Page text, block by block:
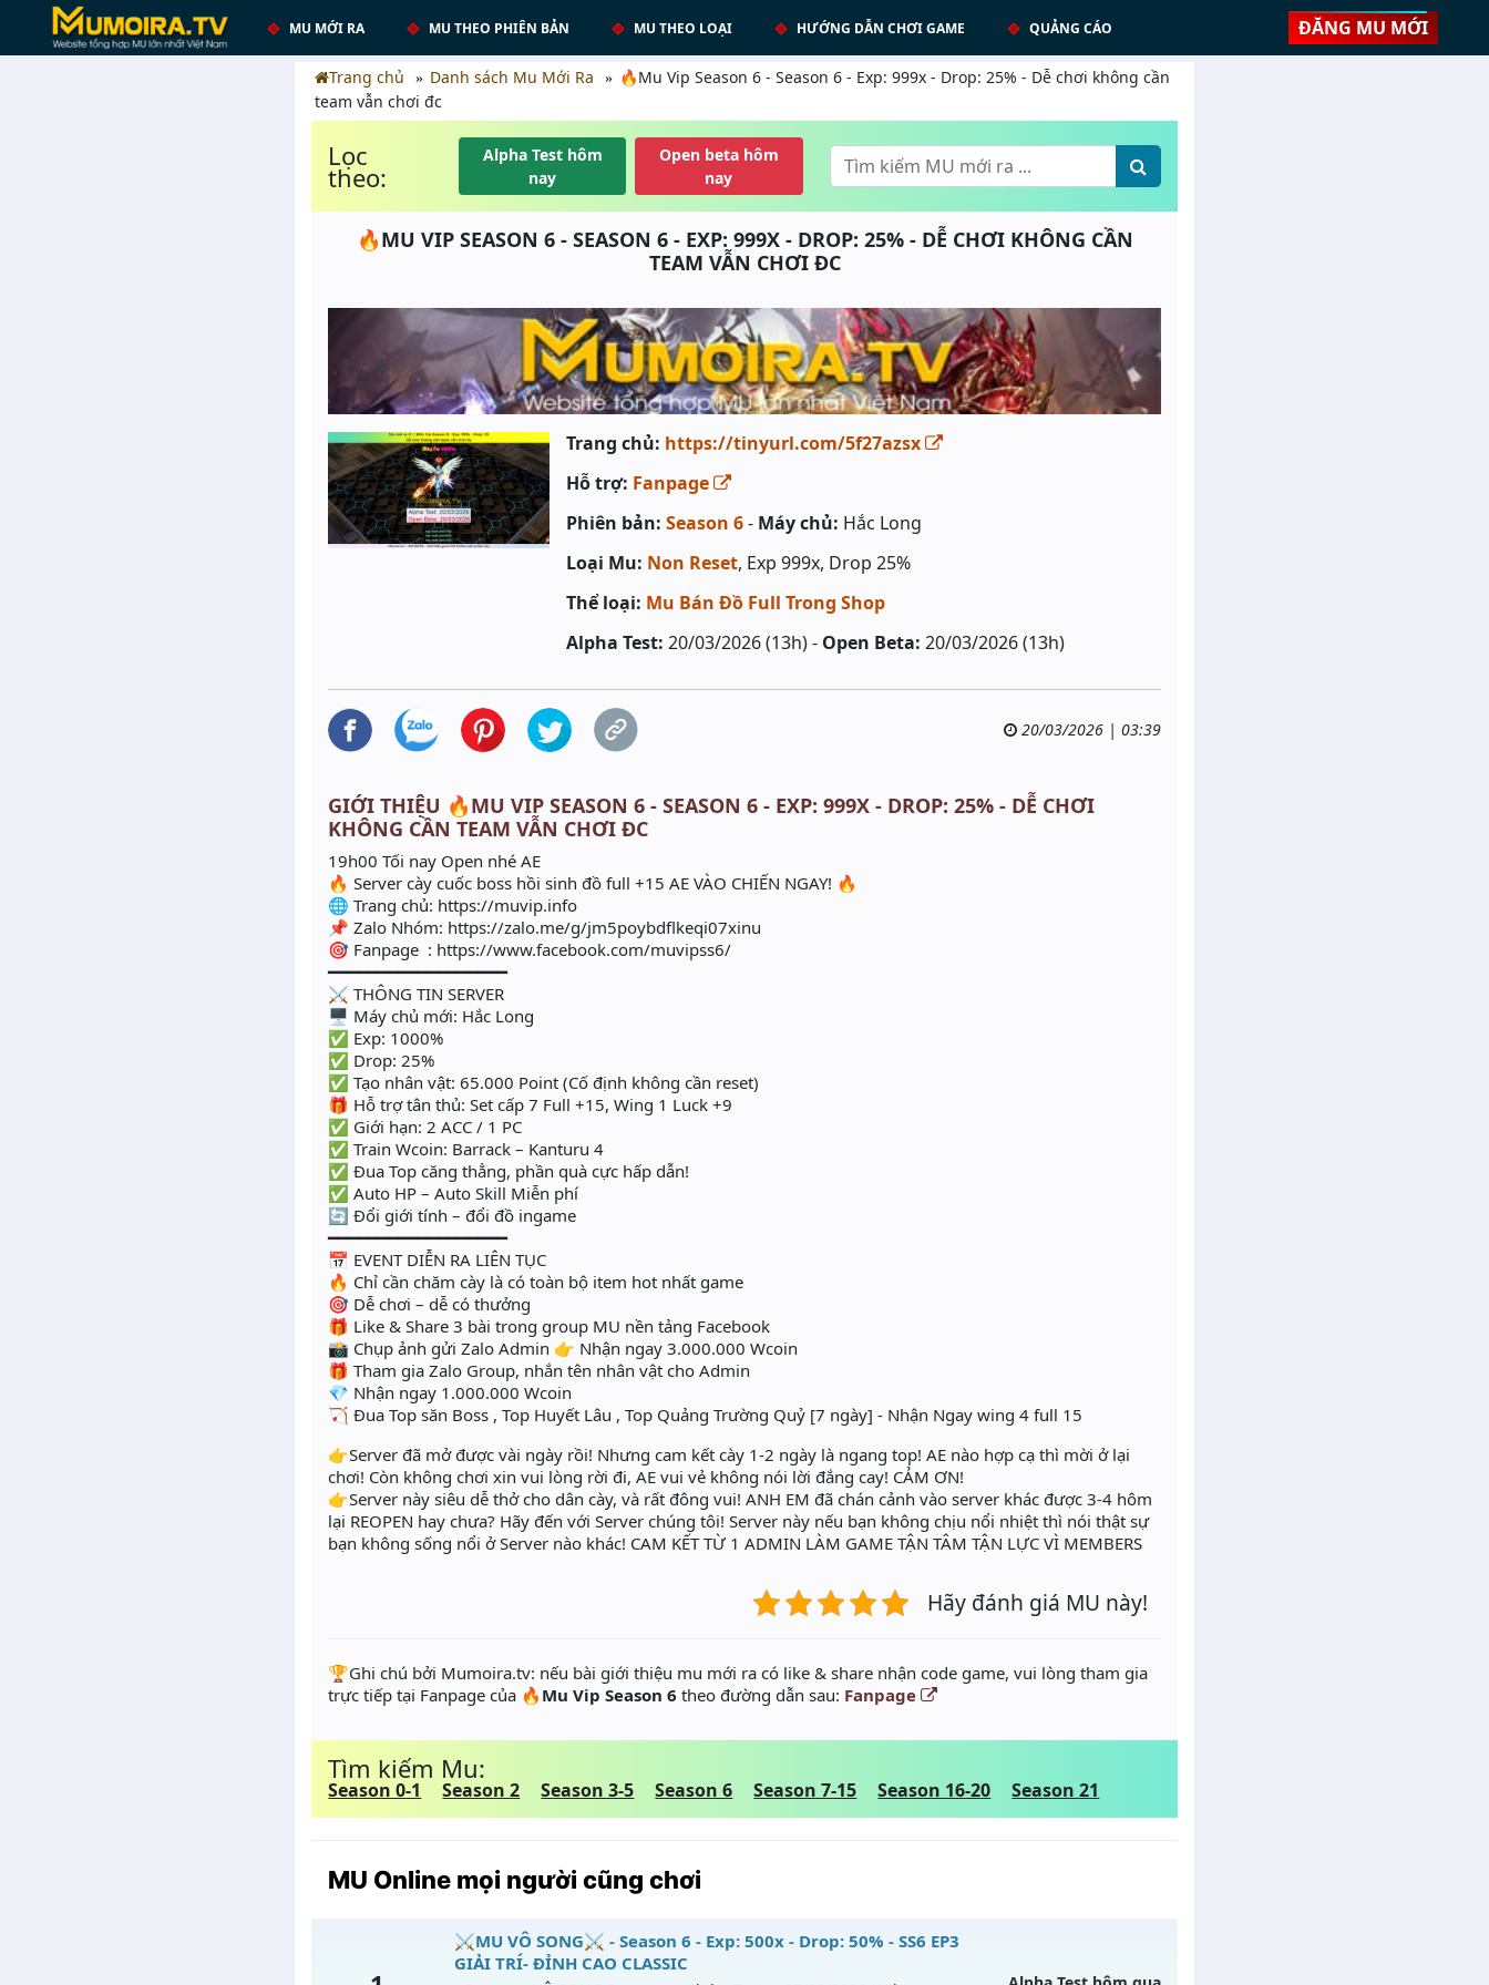
MU MỚI RA MU THEO PHIÊN BẢN MU THEO LOẠI HƯỚNG DẪN CHƠI GAME QUẢNG CÁO ĐĂNG MU MỚI
Trang chủ Danh sách Mu Mới Ra
🔥Mu Vip Season 6 - Season 6 - Exp: 999x - Drop: 25% - Dễ chơi không cần
team vẫn chơi đc
Lọc
theo:
Alpha Test hôm
nay
Open beta hôm
nay
🔥MU VIP SEASON 6 - SEASON 6 - EXP: 999X - DROP: 25% - DỄ CHƠI KHÔNG CẦN
TEAM VẪN CHƠI ĐC
Trang chủ: https://tinyurl.com/5f27azsx
Hỗ trợ: Fanpage
Phiên bản: Season 6- Máy chủ: Hắc Long
Loại Mu: Non Reset, Exp 999x, Drop 25%
Thể loại: Mu Bán Đồ Full Trong Shop
Alpha Test: 20/03/2026 (13h) - Open Beta: 20/03/2026 (13h)
20/03/2026 | 03:39
GIỚI THIỆU 🔥MU VIP SEASON 6 - SEASON 6 - EXP: 999X - DROP: 25% - DỄ CHƠI
KHÔNG CẦN TEAM VẪN CHƠI ĐC
19h00 Tối nay Open nhé AE
🔥 Server cày cuốc boss hồi sinh đồ full +15 AE VÀO CHIẾN NGAY! 🔥
🌐 Trang chủ: https://muvip.info
📌 Zalo Nhóm: https://zalo.me/g/jm5poybdflkeqi07xinu
🎯 Fanpage : https://www.facebook.com/muvipss6/
━━━━━━━━━━━━━━━━━━
⚔️ THÔNG TIN SERVER
🖥 Máy chủ mới: Hắc Long
✅ Exp: 1000%
✅ Drop: 25%
✅ Tạo nhân vật: 65.000 Point (Cố định không cần reset)
🎁 Hỗ trợ tân thủ: Set cấp 7 Full +15, Wing 1 Luck +9
✅ Giới hạn: 2 ACC / 1 PC
✅ Train Wcoin: Barrack – Kanturu 4
✅ Đua Top căng thẳng, phần quà cực hấp dẫn!
✅ Auto HP – Auto Skill Miễn phí
🔄 Đổi giới tính – đổi đồ ingame
━━━━━━━━━━━━━━━━━━
📅 EVENT DIỄN RA LIÊN TỤC
🔥 Chỉ cần chăm cày là có toàn bộ item hot nhất game
🎯 Dễ chơi – dễ có thưởng
🎁 Like & Share 3 bài trong group MU nền tảng Facebook
📸 Chụp ảnh gửi Zalo Admin 👉 Nhận ngay 3.000.000 Wcoin
🎁 Tham gia Zalo Group, nhắn tên nhân vật cho Admin
💎 Nhận ngay 1.000.000 Wcoin
🏹 Đua Top săn Boss , Top Huyết Lâu , Top Quảng Trường Quỷ [7 ngày] - Nhận Ngay wing 4 full 15
👉Server đã mở được vài ngày rồi! Nhưng cam kết cày 1-2 ngày là ngang top! AE nào hợp cạ thì mời ở lại
chơi! Còn không chơi xin vui lòng rời đi, AE vui vẻ không nói lời đắng cay! CẢM ƠN!
👉Server này siêu dễ thở cho dân cày, và rất đông vui! ANH EM đã chán cảnh vào server khác được 3-4 hôm
lại REOPEN hay chưa? Hãy đến với Server chúng tôi! Server này nếu bạn không chịu nổi nhiệt thì nói thật sự
bạn không sống nổi ở Server nào khác! CAM KẾT TỪ 1 ADMIN LÀM GAME TẬN TÂM TẬN LỰC VÌ MEMBERS
Hãy đánh giá MU này!
️🏆Ghi chú bởi Mumoira.tv: nếu bài giới thiệu mu mới ra có like & share nhận code game, vui lòng tham gia
trực tiếp tại Fanpage của 🔥Mu Vip Season 6 theo đường dẫn sau: Fanpage
Tìm kiếm Mu:
Season 0-1 Season 2 Season 3-5 Season 6 Season 7-15 Season 16-20 Season 21
MU Online mọi người cũng chơi
⚔️MU VÔ SONG⚔️ - Season 6 - Exp: 500x - Drop: 50% - SS6 EP3
GIẢI TRÍ- ĐỈNH CAO CLASSIC